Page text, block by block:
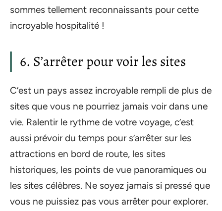
sommes tellement reconnaissants pour cette
incroyable hospitalité !
6. S’arrêter pour voir les sites
C’est un pays assez incroyable rempli de plus de
sites que vous ne pourriez jamais voir dans une
vie. Ralentir le rythme de votre voyage, c’est
aussi prévoir du temps pour s’arrêter sur les
attractions en bord de route, les sites
historiques, les points de vue panoramiques ou
les sites célèbres. Ne soyez jamais si pressé que
vous ne puissiez pas vous arrêter pour explorer.